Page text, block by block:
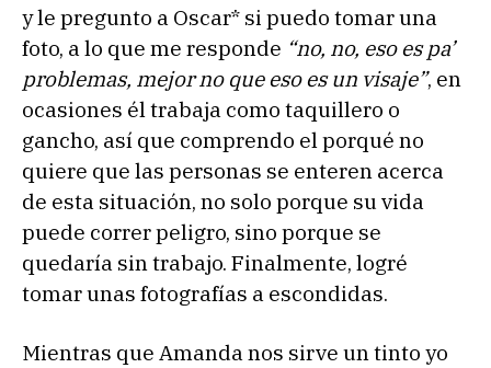
y le pregunto a Oscar* si puedo tomar una
foto, a lo que me responde “no, no, eso es pa’
problemas, mejor no que eso es un visaje”, en
ocasiones él trabaja como taquillero o
gancho, así que comprendo el porqué no
quiere que las personas se enteren acerca
de esta situación, no solo porque su vida
puede correr peligro, sino porque se
quedaría sin trabajo. Finalmente, logré
tomar unas fotografías a escondidas.
Mientras que Amanda nos sirve un tinto yo